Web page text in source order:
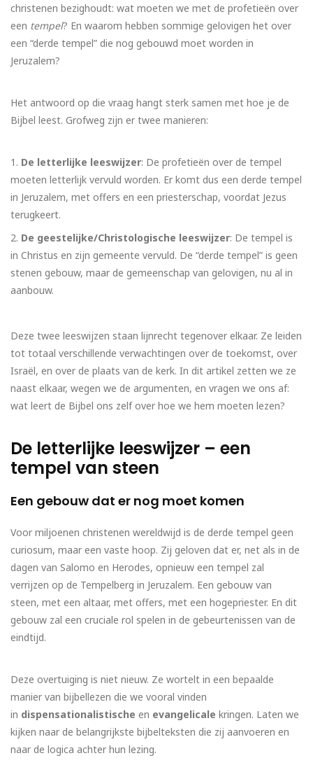
christenen bezighoudt: wat moeten we met de profetieën over
een tempel? En waarom hebben sommige gelovigen het over
een “derde tempel” die nog gebouwd moet worden in
Jeruzalem?
Het antwoord op die vraag hangt sterk samen met hoe je de
Bijbel leest. Grofweg zijn er twee manieren:
De letterlijke leeswijzer: De profetieën over de tempel
moeten letterlijk vervuld worden. Er komt dus een derde tempel
in Jeruzalem, met offers en een priesterschap, voordat Jezus
terugkeert.
De geestelijke/Christologische leeswijzer: De tempel is
in Christus en zijn gemeente vervuld. De “derde tempel” is geen
stenen gebouw, maar de gemeenschap van gelovigen, nu al in
aanbouw.
Deze twee leeswijzen staan lijnrecht tegenover elkaar. Ze leiden
tot totaal verschillende verwachtingen over de toekomst, over
Israël, en over de plaats van de kerk. In dit artikel zetten we ze
naast elkaar, wegen we de argumenten, en vragen we ons af:
wat leert de Bijbel ons zelf over hoe we hem moeten lezen?
De letterlijke leeswijzer – een
tempel van steen
Een gebouw dat er nog moet komen
Voor miljoenen christenen wereldwijd is de derde tempel geen
curiosum, maar een vaste hoop. Zij geloven dat er, net als in de
dagen van Salomo en Herodes, opnieuw een tempel zal
verrijzen op de Tempelberg in Jeruzalem. Een gebouw van
steen, met een altaar, met offers, met een hogepriester. En dit
gebouw zal een cruciale rol spelen in de gebeurtenissen van de
eindtijd.
Deze overtuiging is niet nieuw. Ze wortelt in een bepaalde
manier van bijbellezen die we vooral vinden
in dispensationalistische en evangelicale kringen. Laten we
kijken naar de belangrijkste bijbelteksten die zij aanvoeren en
naar de logica achter hun lezing.